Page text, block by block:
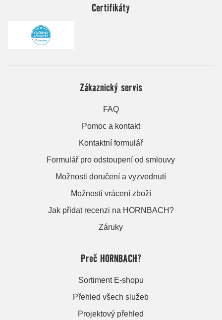
Certifikáty
Zákaznický servis
FAQ
Pomoc a kontakt
Kontaktní formulář
Formulář pro odstoupení od smlouvy
Možnosti doručení a vyzvednutí
Možnosti vrácení zboží
Jak přidat recenzi na HORNBACH?
Záruky
Proč HORNBACH?
Sortiment E-shopu
Přehled všech služeb
Projektový přehled